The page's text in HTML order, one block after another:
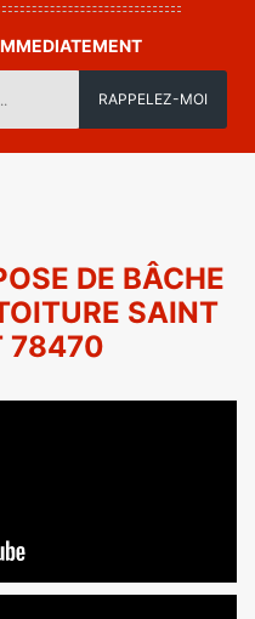
DE BÂCHE
SAINT
78470